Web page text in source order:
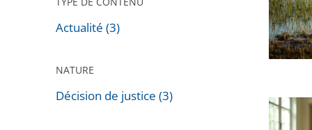
Actualité (3)
NATURE
Décision de justice (3)
d’État
annule
les
règles
de
Le
Conseil